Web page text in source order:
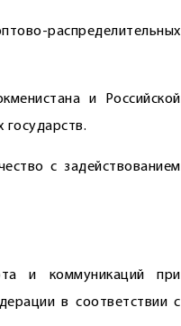
распределительных
и Российской
с задействованием
и коммуникаций при
в соответствии с